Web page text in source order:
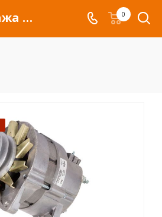
!!!Распродажа для автомобилей российских марок и сельхозтехники 0